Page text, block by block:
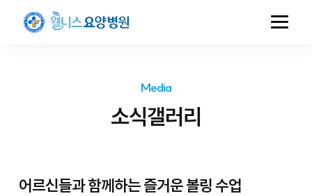
Media
소식갤러리
어르신들과 함께하는 즐거운 볼링 수업